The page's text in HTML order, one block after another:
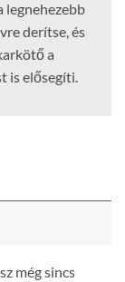
legnehezebb
derítse, és
a
is elősegíti.
még sincs